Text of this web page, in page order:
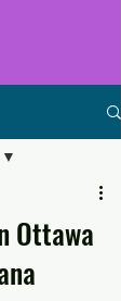
Ottawa